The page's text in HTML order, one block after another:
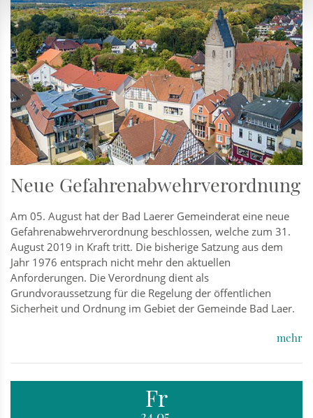
Neue Gefahrenabwehrverordnung
Am 05. August hat der Bad Laerer Gemeinderat eine neue
Gefahrenabwehrverordnung beschlossen, welche zum 31.
August 2019 in Kraft tritt. Die bisherige Satzung aus dem
Jahr 1976 entsprach nicht mehr den aktuellen
Anforderungen. Die Verordnung dient als
Grundvoraussetzung für die Regelung der öffentlichen
Sicherheit und Ordnung im Gebiet der Gemeinde Bad Laer.
mehr
Fr